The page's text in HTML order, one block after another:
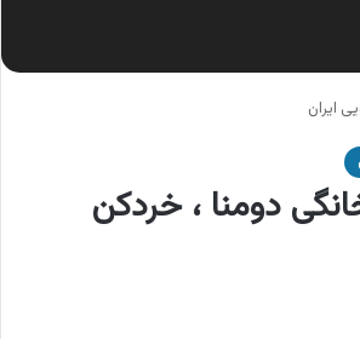
ایران
دومنا ، خردکن